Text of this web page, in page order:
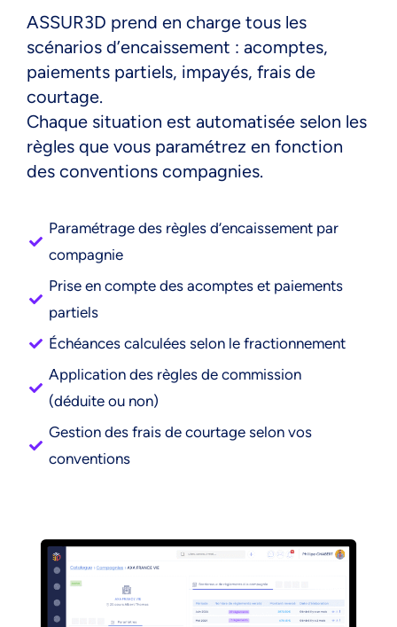
ASSUR3D prend en charge tous les
scénarios d’encaissement : acomptes,
paiements partiels, impayés, frais de
courtage.
Chaque situation est automatisée selon les
règles que vous paramétrez en fonction
des conventions compagnies.
Paramétrage des règles d’encaissement par
compagnie
Prise en compte des acomptes et paiements
partiels
Échéances calculées selon le fractionnement
Application des règles de commission
(déduite ou non)
Gestion des frais de courtage selon vos
conventions